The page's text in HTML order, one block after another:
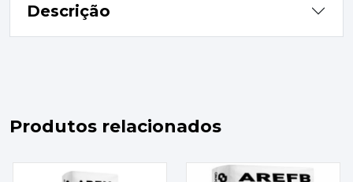
Descrição
Produtos relacionados